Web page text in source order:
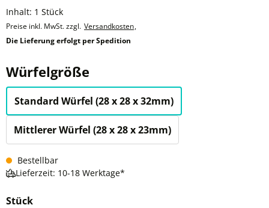
Inhalt: 1 Stück
Preise inkl. MwSt. zzgl. Versandkosten,
Die Lieferung erfolgt per Spedition
Würfelgröße
Standard Würfel (28 x 28 x 32mm)
Mittlerer Würfel (28 x 28 x 23mm)
Bestellbar
Lieferzeit: 10-18 Werktage*
Stück